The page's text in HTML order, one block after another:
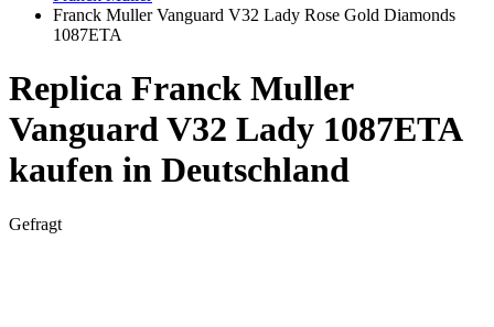
Franck Muller Vanguard V32 Lady Rose Gold Diamonds
1087ETA
Replica Franck Muller
Vanguard V32 Lady 1087ETA
kaufen in Deutschland
Gefragt